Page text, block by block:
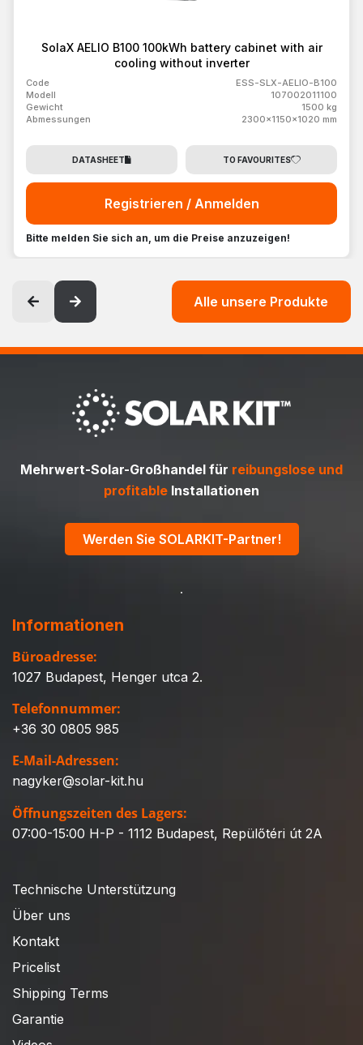
SolaX AELIO B100 100kWh battery cabinet with air
cooling without inverter
Code
ESS-SLX-AELIO-B100
Modell
107002011100
Gewicht
1500 kg
Abmessungen
2300x1150x1020 mm
DATASHEET TO FAVOURITES
Registrieren / Anmelden
Bitte melden Sie sich an, um die Preise anzuzeigen!
Alle unsere Produkte
Mehrwert-Solar-Großhandel für reibungslose und
profitable Installationen
Werden Sie SOLARKIT-Partner!
Informationen
Büroadresse:
1027 Budapest, Henger utca 2.
Telefonnummer:
+36 30 0805 985
E-Mail-Adressen:
nagyker@solar-kit.hu
Öffnungszeiten des Lagers:
07:00-15:00 H-P - 1112 Budapest, Repülőtéri út 2A
Technische Unterstützung
Über uns
Kontakt
Pricelist
Shipping Terms
Garantie